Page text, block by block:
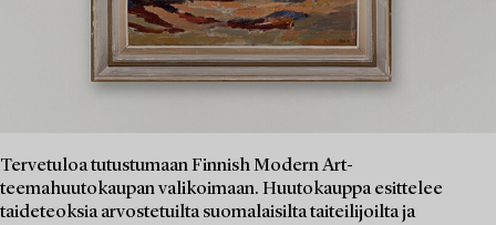
Tervetuloa tutustumaan Finnish Modern Art-
teemahuutokaupan valikoimaan. Huutokauppa esittelee
taideteoksia arvostetuilta suomalaisilta taiteilijoilta ja